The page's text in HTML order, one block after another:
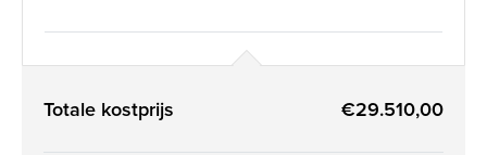
Totale kostprijs €29.510,00